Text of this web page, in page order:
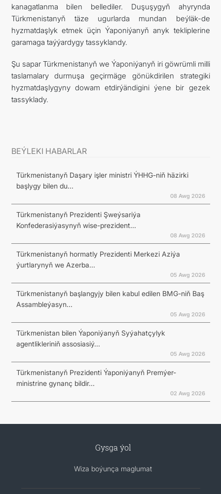
kanagatlanma bilen bellediler. Duşuşygyň ahyrynda
Türkmenistanyň täze ugurlarda mundan beýläk-de
hyzmatdaşlyk etmek üçin Ýaponiýanyň anyk tekliplerine
garamaga taýýardygy tassyklandy.
Şu sapar Türkmenistanyň we Ýaponiýanyň iri göwrümli milli
taslamalary durmuşa geçirmäge gönükdirilen strategiki
hyzmatdaşlygyny dowam etdirýändigini ýene bir gezek
tassyklady.
BEÝLEKI HABARLAR
Türkmenistanyň Daşary işler ministri ÝHHG-niň häzirki
başlygy bilen du...
08 Awg 2026
Türkmenistanyň Prezidenti Şweýsariýa
Konfederasiýasynyň wise-prezident...
08 Awg 2026
Türkmenistanyň hormatly Prezidenti Merkezi Aziýa
ýurtlarynyň we Azerba...
05 Awg 2026
Türkmenistanyň başlangyjy bilen kabul edilen BMG-niň Baş
Assambleýasyn...
05 Awg 2026
Türkmenistan bilen Ýaponiýanyň Syýahatçylyk
agentlikleriniň assosiasiý...
05 Awg 2026
Türkmenistanyň Prezidenti Ýaponiýanyň Premýer-
ministrine gynanç bildir...
02 Awg 2026
Gysga ýol
Wiza boýunça maglumat